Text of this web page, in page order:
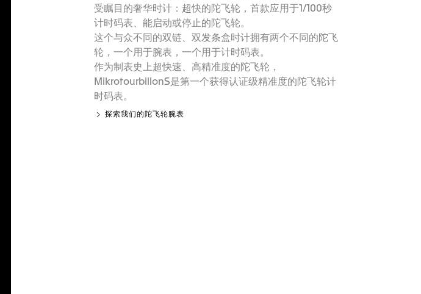
受瞩目的奢华时计：超快的陀飞轮，首款应用于1/100秒
计时码表、能启动或停止的陀飞轮。
这个与众不同的双链、双发条盒时计拥有两个不同的陀飞
轮，一个用于腕表，一个用于计时码表。
作为制表史上超快速、高精准度的陀飞轮，
MikrotourbillonS是第一个获得认证级精准度的陀飞轮计
时码表。
探索我们的陀飞轮腕表